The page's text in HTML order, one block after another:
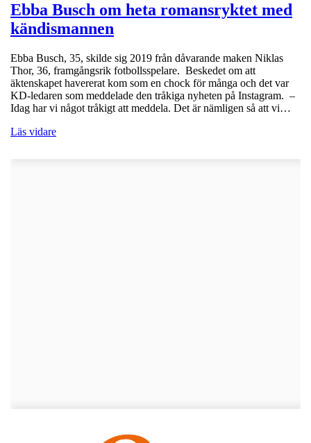
Ebba Busch om heta romansryktet med
kändismannen
Ebba Busch, 35, skilde sig 2019 från dåvarande maken Niklas
Thor, 36, framgångsrik fotbollsspelare. Beskedet om att
äktenskapet havererat kom som en chock för många och det var
KD-ledaren som meddelade den tråkiga nyheten på Instagram. –
Idag har vi något tråkigt att meddela. Det är nämligen så att vi…
Läs vidare